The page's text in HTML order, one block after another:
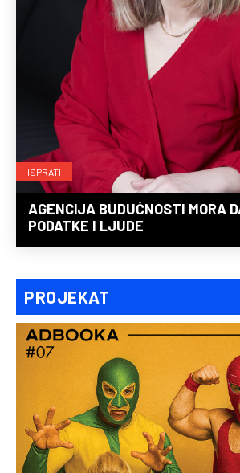
ISPRATI
AGENCIJA BUDUĆNOSTI MORA
PODATKE I LJUDE
PROJEKAT